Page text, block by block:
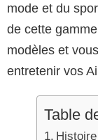
mode et du
de cette
modèles et
entretenir vos
Table